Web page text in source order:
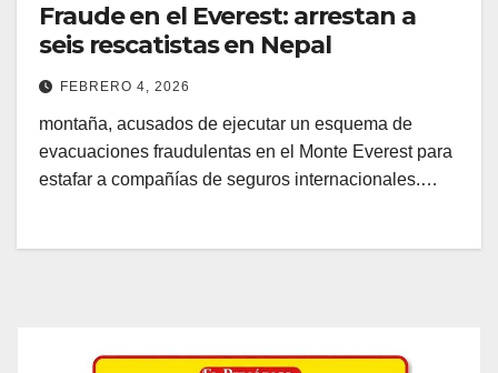
Fraude en el Everest: arrestan a
seis rescatistas en Nepal
FEBRERO 4, 2026
montaña, acusados de ejecutar un esquema de
evacuaciones fraudulentas en el Monte Everest para
estafar a compañías de seguros internacionales.…